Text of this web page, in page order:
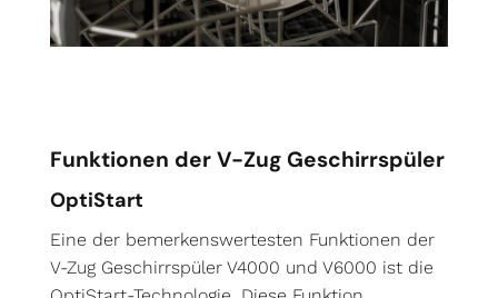
Funktionen der V-Zug Geschirrspüler
OptiStart
Eine der bemerkenswertesten Funktionen der
V-Zug Geschirrspüler V4000 und V6000 ist die